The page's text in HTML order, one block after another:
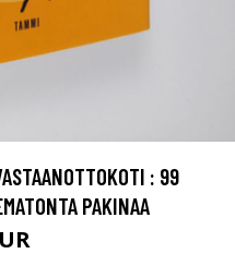
: 99
PAKINAA